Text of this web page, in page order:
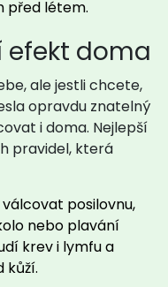
před létem.
efekt doma
ale jestli chcete,
opravdu znatelný
i doma. Nejlepší
pravidel, která
posilovnu,
nebo plavání
krev i lymfu a
kůží.